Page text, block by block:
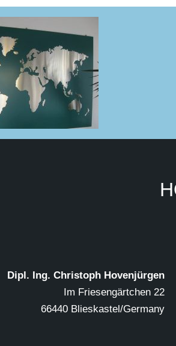
Dipl. Ing. Christoph Hovenjürgen
Im Friesengärtchen 22
66440 Blieskastel/Germany